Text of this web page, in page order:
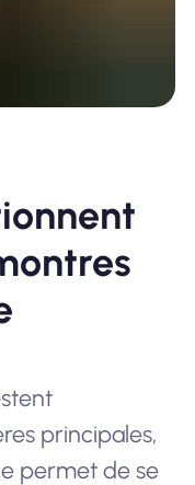
principales,
permet de se